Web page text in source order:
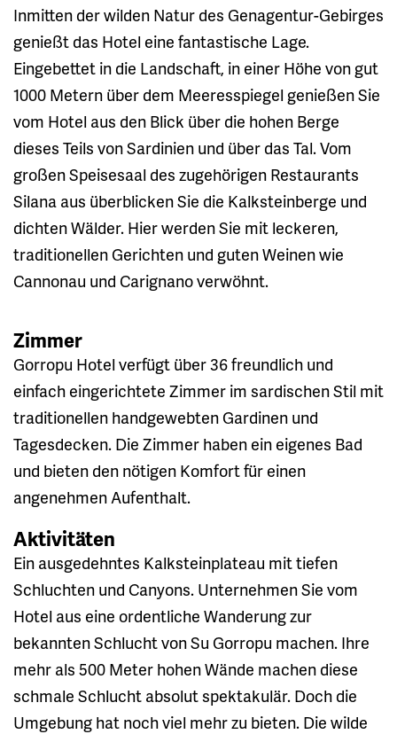
Inmitten der wilden Natur des Genagentur-Gebirges
genießt das Hotel eine fantastische Lage.
Eingebettet in die Landschaft, in einer Höhe von gut
1000 Metern über dem Meeresspiegel genießen Sie
vom Hotel aus den Blick über die hohen Berge
dieses Teils von Sardinien und über das Tal. Vom
großen Speisesaal des zugehörigen Restaurants
Silana aus überblicken Sie die Kalksteinberge und
dichten Wälder. Hier werden Sie mit leckeren,
traditionellen Gerichten und guten Weinen wie
Cannonau und Carignano verwöhnt.
Zimmer
Gorropu Hotel verfügt über 36 freundlich und
einfach eingerichtete Zimmer im sardischen Stil mit
traditionellen handgewebten Gardinen und
Tagesdecken. Die Zimmer haben ein eigenes Bad
und bieten den nötigen Komfort für einen
angenehmen Aufenthalt.
Aktivitäten
Ein ausgedehntes Kalksteinplateau mit tiefen
Schluchten und Canyons. Unternehmen Sie vom
Hotel aus eine ordentliche Wanderung zur
bekannten Schlucht von Su Gorropu machen. Ihre
mehr als 500 Meter hohen Wände machen diese
schmale Schlucht absolut spektakulär. Doch die
Umgebung hat noch viel mehr zu bieten. Die wilde